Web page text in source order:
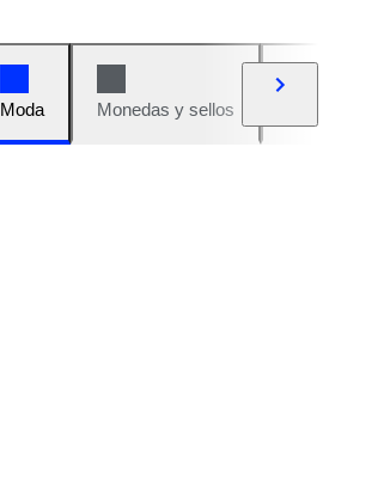
Moda Monedas y sellos